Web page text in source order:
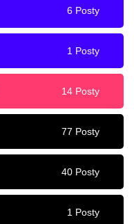
6 Posty
1 Posty
14 Posty
77 Posty
40 Posty
1 Posty